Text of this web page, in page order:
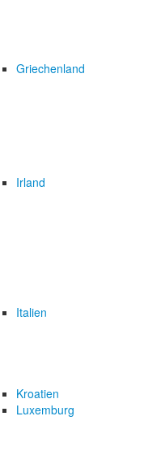
Griechenland
Irland
Italien
Kroatien
Luxemburg